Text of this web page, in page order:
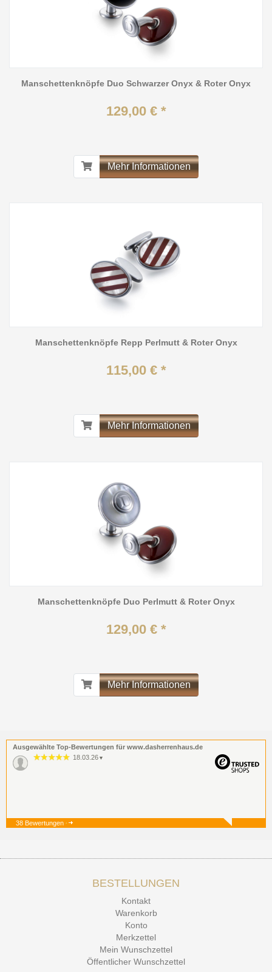
Manschettenknöpfe Duo Schwarzer Onyx & Roter Onyx
129,00 € *
Mehr Informationen
Manschettenknöpfe Repp Perlmutt & Roter Onyx
115,00 € *
Mehr Informationen
Manschettenknöpfe Duo Perlmutt & Roter Onyx
129,00 € *
Mehr Informationen
Ausgewählte Top-Bewertungen für www.dasherrenhaus.de
18.03.26 ▼
▼
38 Bewertungen
BESTELLUNGEN
Kontakt
Warenkorb
Konto
Merkzettel
Mein Wunschzettel
Öffentlicher Wunschzettel